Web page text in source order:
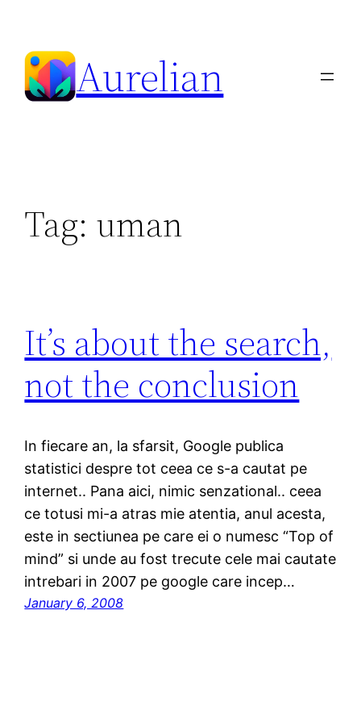
content
Aurelian
Tag: uman
It’s about the search,
not the conclusion
In fiecare an, la sfarsit, Google publica
statistici despre tot ceea ce s-a cautat pe
internet.. Pana aici, nimic senzational.. ceea
ce totusi mi-a atras mie atentia, anul acesta,
este in sectiunea pe care ei o numesc “Top of
mind” si unde au fost trecute cele mai cautate
intrebari in 2007 pe google care incep…
January 6, 2008